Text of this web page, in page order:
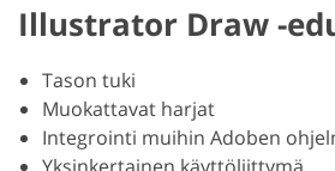
Illustrator Draw -
Tason tuki
Muokattavat harjat
Integrointi muihin Adoben